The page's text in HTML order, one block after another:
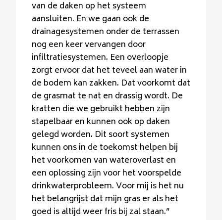
van de daken op het systeem
aansluiten. En we gaan ook de
drainagesystemen onder de terrassen
nog een keer vervangen door
infiltratiesystemen. Een overloopje
zorgt ervoor dat het teveel aan water in
de bodem kan zakken. Dat voorkomt dat
de grasmat te nat en drassig wordt. De
kratten die we gebruikt hebben zijn
stapelbaar en kunnen ook op daken
gelegd worden. Dit soort systemen
kunnen ons in de toekomst helpen bij
het voorkomen van wateroverlast en
een oplossing zijn voor het voorspelde
drinkwaterprobleem. Voor mij is het nu
het belangrijst dat mijn gras er als het
goed is altijd weer fris bij zal staan.”